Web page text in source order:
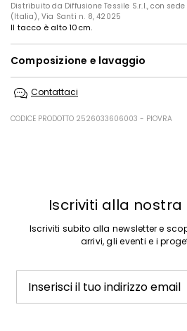
Distribuito da Diffusione Tessile S.r.l., con
(Italia), Via Santi n. 8, 42025
Il tacco è alto 10cm.
Composizione e lavaggio
cuoio.Contattaci
CODICE PRODOTTO 2526033606003 - PIOVRA
Iscriviti alla
Iscriviti subito alla newsletter e
arrivi, gli eventi e i
Inserisci il tuo indirizzo email